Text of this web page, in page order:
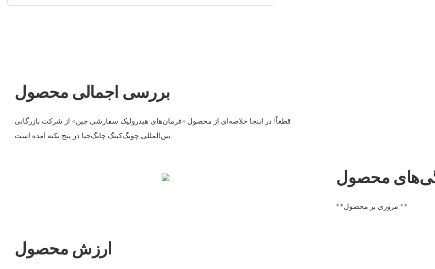
بررسی اجمالی محصول
قطعاً! در اینجا خلاصه‌ای از محصول «فرمان‌های هیدرولیک سفارشی چین» از شرکت بازرگانی
بین‌المللی چونگ‌کینگ چانگ‌جیا در پنج نکته آمده است:
محصول
**مروری بر محصول:**
ارزش محصول